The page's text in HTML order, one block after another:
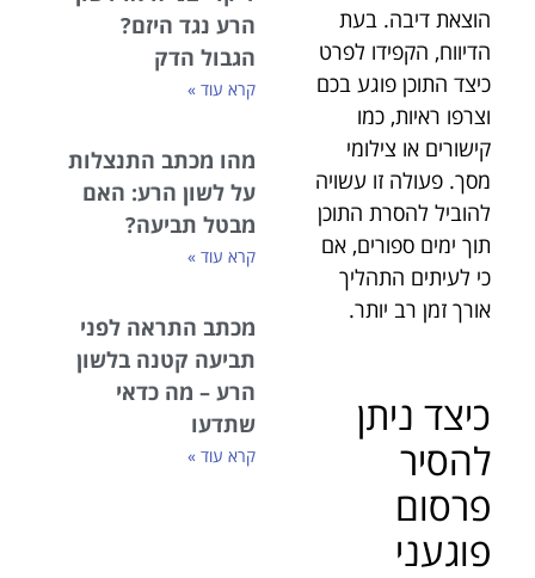
הוצאת דיבה. בעת
הדיווח, הקפידו לפרט
כיצד התוכן פוגע בכם
וצרפו ראיות, כמו
קישורים או צילומי
מסך. פעולה זו עשויה
להוביל להסרת התוכן
תוך ימים ספורים, אם
כי לעיתים התהליך
אורך זמן רב יותר.
כיצד ניתן
להסיר
פרסום
פוגעני
הרע נגד היזם?
הגבול הדק
קרא עוד »
מהו מכתב התנצלות
על לשון הרע: האם
מבטל תביעה?
קרא עוד »
מכתב התראה לפני
תביעה קטנה בלשון
הרע – מה כדאי
שתדעו
קרא עוד »